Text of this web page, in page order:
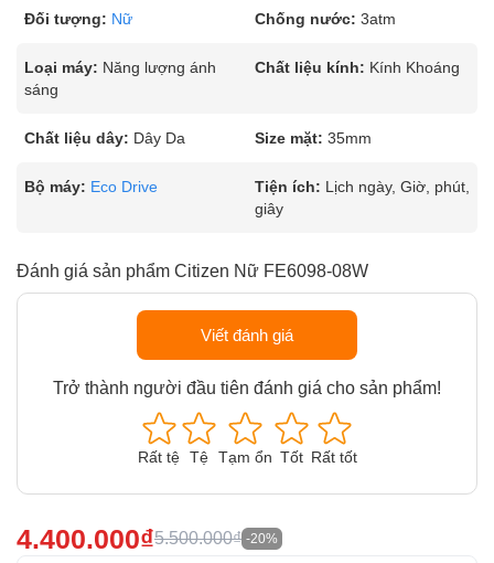
Đối tượng: Nữ Chống nước: 3atm
Loại máy: Năng lượng ánh
sáng
Chất liệu kính: Kính Khoáng
Chất liệu dây: Dây Da Size mặt: 35mm
Bộ máy: Eco Drive Tiện ích: Lịch ngày, Giờ, phút,
giây
Đánh giá sản phẩm Citizen Nữ FE6098-08W
Viết đánh giá
Trở thành người đầu tiên đánh giá cho sản phẩm!
Rất tệ Tệ Tạm ổn Tốt Rất tốt
4.400.000₫5.500.000₫ -20%